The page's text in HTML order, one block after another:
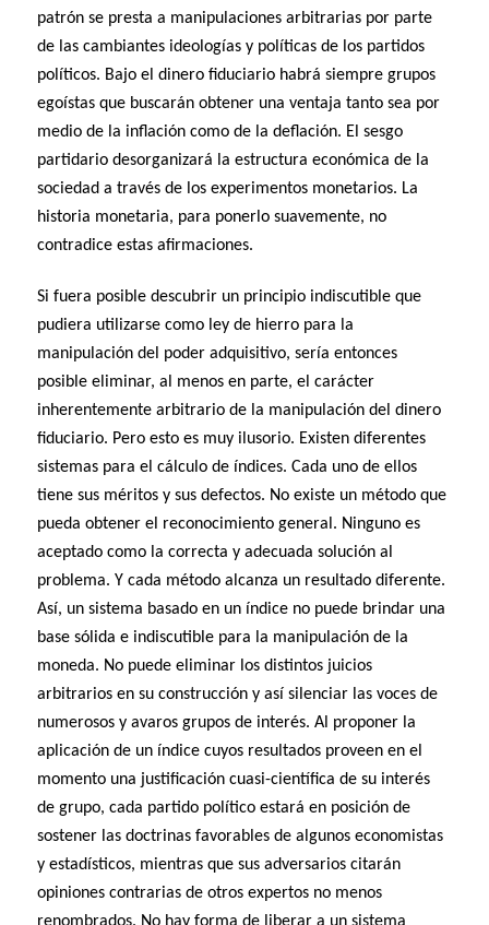
patrón se presta a manipulaciones arbitrarias por parte
de las cambiantes ideologías y políticas de los partidos
políticos. Bajo el dinero fiduciario habrá siempre grupos
egoístas que buscarán obtener una ventaja tanto sea por
medio de la inflación como de la deflación. El sesgo
partidario desorganizará la estructura económica de la
sociedad a través de los experimentos monetarios. La
historia monetaria, para ponerlo suavemente, no
contradice estas afirmaciones.
Si fuera posible descubrir un principio indiscutible que
pudiera utilizarse como ley de hierro para la
manipulación del poder adquisitivo, sería entonces
posible eliminar, al menos en parte, el carácter
inherentemente arbitrario de la manipulación del dinero
fiduciario. Pero esto es muy ilusorio. Existen diferentes
sistemas para el cálculo de índices. Cada uno de ellos
tiene sus méritos y sus defectos. No existe un método que
pueda obtener el reconocimiento general. Ninguno es
aceptado como la correcta y adecuada solución al
problema. Y cada método alcanza un resultado diferente.
Así, un sistema basado en un índice no puede brindar una
base sólida e indiscutible para la manipulación de la
moneda. No puede eliminar los distintos juicios
arbitrarios en su construcción y así silenciar las voces de
numerosos y avaros grupos de interés. Al proponer la
aplicación de un índice cuyos resultados proveen en el
momento una justificación cuasi-científica de su interés
de grupo, cada partido político estará en posición de
sostener las doctrinas favorables de algunos economistas
y estadísticos, mientras que sus adversarios citarán
opiniones contrarias de otros expertos no menos